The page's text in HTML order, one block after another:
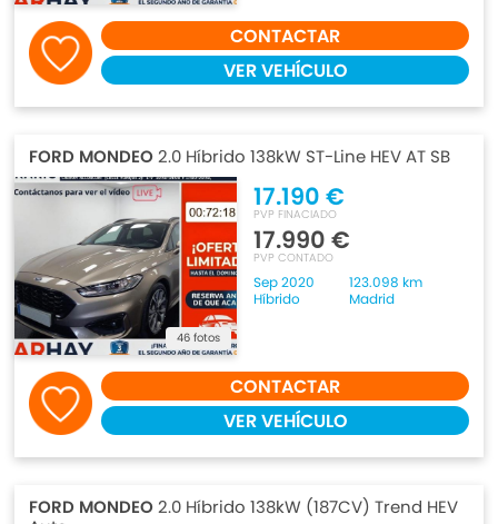
CONTACTAR
VER VEHÍCULO
FORD MONDEO2.0 Híbrido 138kW ST-Line HEV AT SB
46 fotos
17.190 €
PVP FINACIADO
17.990 €
PVP CONTADO
Sep 2020
123.098 km
Híbrido
Madrid
CONTACTAR
VER VEHÍCULO
FORD MONDEO2.0 Híbrido 138kW (187CV) Trend HEV